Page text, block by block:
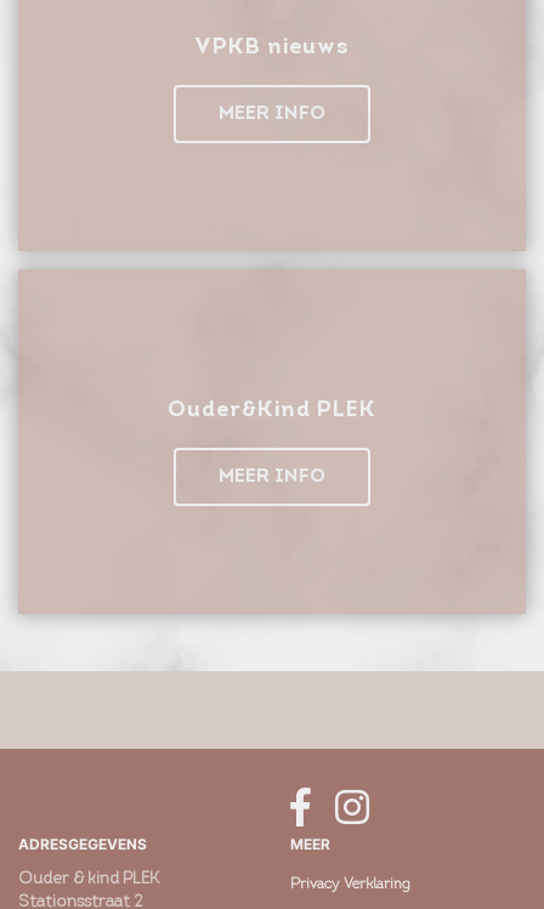
VPKB nieuws
MEER INFO
Ouder&Kind PLEK
MEER INFO
ADRESGEGEVENS
Ouder & kind PLEK
Stationsstraat 2
MEER
Privacy Verklaring